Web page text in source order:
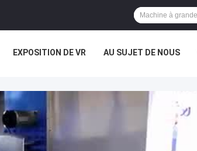
EXPOSITION DE VR AU SUJET DE NOUS